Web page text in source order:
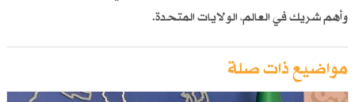
وأهم شريك في العالم، الولايات المتحدة.
مواضيع ذات صلة